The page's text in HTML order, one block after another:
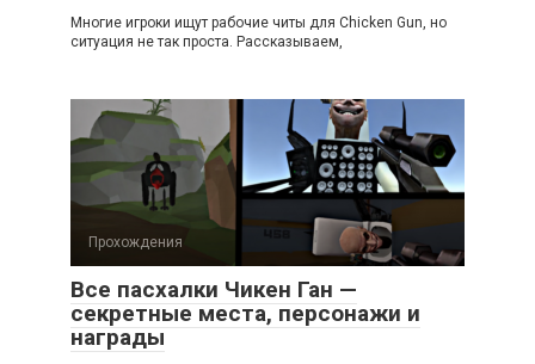
Многие игроки ищут рабочие читы для Chicken Gun, но
ситуация не так проста. Рассказываем,
Прохождения
Все пасхалки Чикен Ган —
секретные места, персонажи и
награды